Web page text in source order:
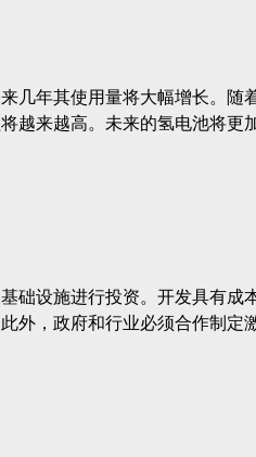
几年其使用量将大幅增长。随
越来越高。未来的氢电池将更
础设施进行投资。开发具有成
外，政府和行业必须合作制定